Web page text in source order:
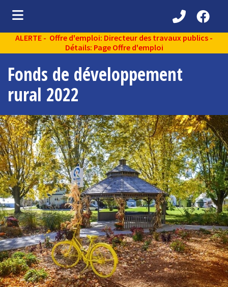
(Découvrir )
(Services aux citoyens )
(Partenaires )
(Loisirs et vie communautaire )
(Environnement )
ALERTE - Offre d'emploi: Directeur des travaux publics -
Détails: Page Offre d'emploi
Fonds de développement
rural 2022